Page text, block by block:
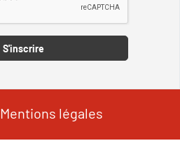
S'inscrire
Mentions légales